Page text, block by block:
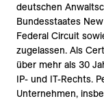
deutschen
Bundesstaates
Federal Circuit
zugelassen. Als
über mehr als 30
IP- und IT-Rechts.
Unternehmen,